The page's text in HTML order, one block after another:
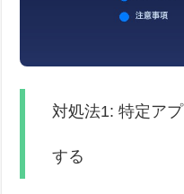
対処法1: 特定ア
する